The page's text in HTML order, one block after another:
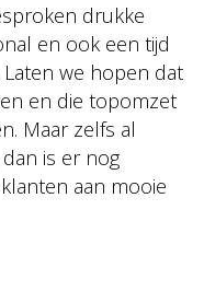
drukke
en ook een tijd
we hopen dat
en die topomzet
Maar zelfs al
is er nog
aan mooie